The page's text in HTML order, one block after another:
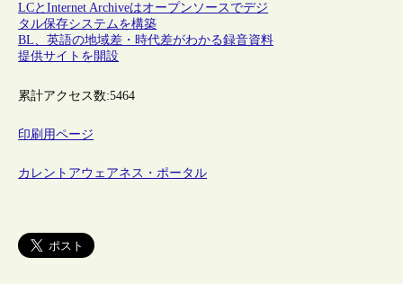
LCとInternet Archiveはオープンソースでデジ
タル保存システムを構築
BL、英語の地域差・時代差がわかる録音資料
提供サイトを開設
累計アクセス数:5464
印刷用ページ
カレントアウェアネス・ポータル